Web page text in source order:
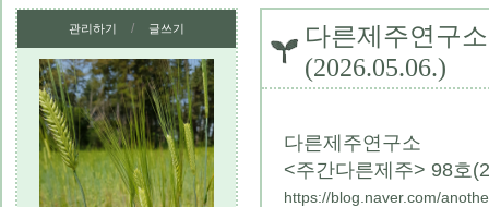
관리하기 / 글쓰기
다른제주연구
(2026.05.06.)
다른제주연구소
<주간다른제주> 98호
https://blog.naver.com/